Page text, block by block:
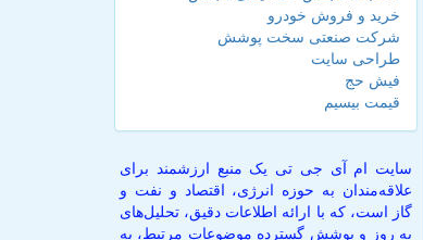
خرید و فروش خودرو
شرکت صنعتی سخت پوشش
طراحی سایت
فیش حج
قیمت بیسیم
سایت ام آی جی تی یک منبع ارزشمند برای
علاقه‌مندان به حوزه انرژی، اقتصاد و نفت و
گاز است، که با ارائه اطلاعات دقیق، تحلیل‌های
به روز و پوشش گسترده موضوعات مرتبط، به